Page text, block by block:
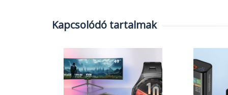
Kapcsolódó tartalmak